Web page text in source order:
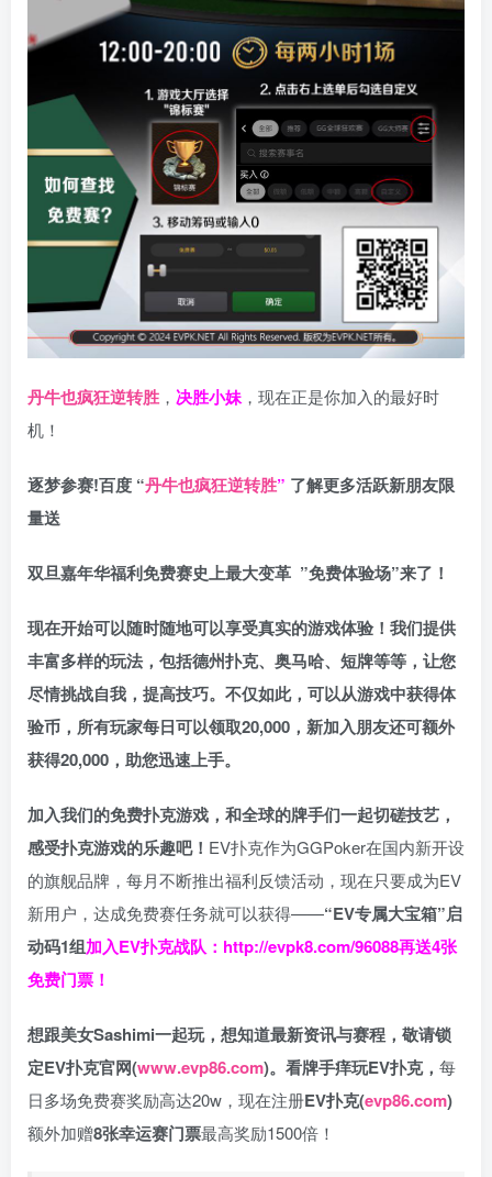
丹牛也疯狂逆转胜 ， 决胜小妹 ，现在正是你加入的最好时
机！
逐梦参赛!百度 “丹牛也疯狂逆转胜” 了解更多活跃新朋友限
量送
双旦嘉年华福利免费赛史上最大变革 ”免费体验场”来了！
现在开始可以随时随地可以享受真实的游戏体验！我们提供
丰富多样的玩法，包括德州扑克、奥马哈、短牌等等，让您
尽情挑战自我，提高技巧。不仅如此， 可以从游戏中获得体
验币，所有玩家每日可以领取20,000，新加入朋友还可额外
获得20,000，助您迅速上手。
加入我们的免费扑克游戏，和全球的牌手们一起切磋技艺，
感受扑克游戏的乐趣吧！ EV扑克作为GGPoker在国内新开设
的旗舰品牌，每月不断推出福利反馈活动，现在只要成为EV
新用户，达成免费赛任务就可以获得——“EV专属大宝箱”启
动码1组加入EV扑克战队： http://evpk8.com/96088再送4张
免费门票！
想跟美女Sashimi一起玩， 想知道最新资讯与赛程， 敬请锁
定EV扑克官网(www.evp86.com)。 看牌手痒玩EV扑克， 每
日多场免费赛奖励高达20w，现在注册EV扑克(evp86.com)
额外加赠8张幸运赛门票最高奖励1500倍！